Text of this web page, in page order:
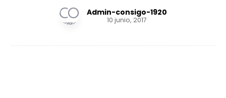
Admin-consigo-1920
10 junio, 2017